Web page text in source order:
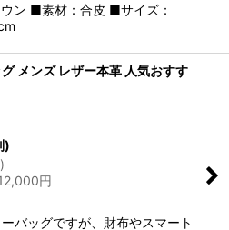
ン ■素材：合皮 ■サイズ：
メンズ レザー本革 人気おすす
)
)
円
バッグですが、財布やスマート